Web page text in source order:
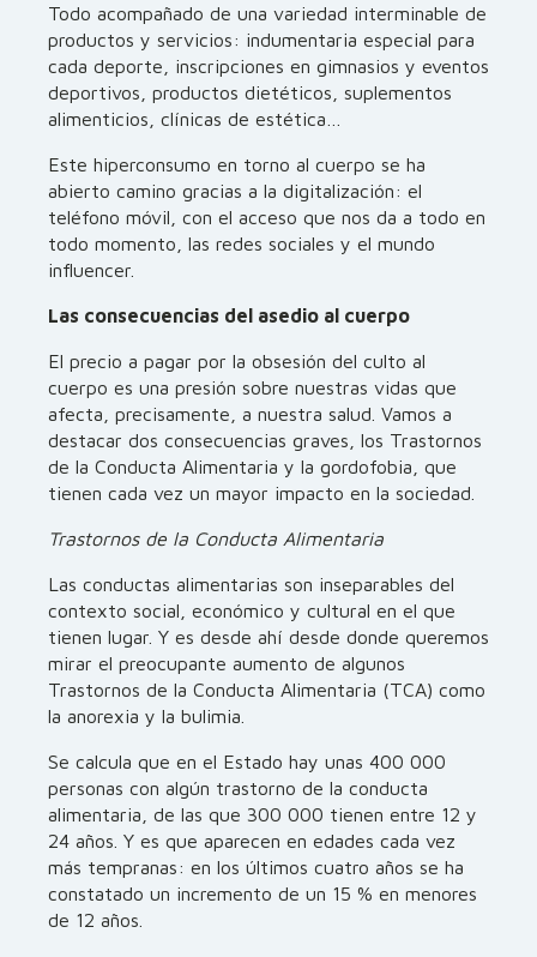
Todo acompañado de una variedad interminable de
productos y servicios: indumentaria especial para
cada deporte, inscripciones en gimnasios y eventos
deportivos, productos dietéticos, suplementos
alimenticios, clínicas de estética…
Este hiperconsumo en torno al cuerpo se ha
abierto camino gracias a la digitalización: el
teléfono móvil, con el acceso que nos da a todo en
todo momento, las redes sociales y el mundo
influencer.
Las consecuencias del asedio al cuerpo
El precio a pagar por la obsesión del culto al
cuerpo es una presión sobre nuestras vidas que
afecta, precisamente, a nuestra salud. Vamos a
destacar dos consecuencias graves, los Trastornos
de la Conducta Alimentaria y la gordofobia, que
tienen cada vez un mayor impacto en la sociedad.
Trastornos de la Conducta Alimentaria
Las conductas alimentarias son inseparables del
contexto social, económico y cultural en el que
tienen lugar. Y es desde ahí desde donde queremos
mirar el preocupante aumento de algunos
Trastornos de la Conducta Alimentaria (TCA) como
la anorexia y la bulimia.
Se calcula que en el Estado hay unas 400 000
personas con algún trastorno de la conducta
alimentaria, de las que 300 000 tienen entre 12 y
24 años. Y es que aparecen en edades cada vez
más tempranas: en los últimos cuatro años se ha
constatado un incremento de un 15 % en menores
de 12 años.